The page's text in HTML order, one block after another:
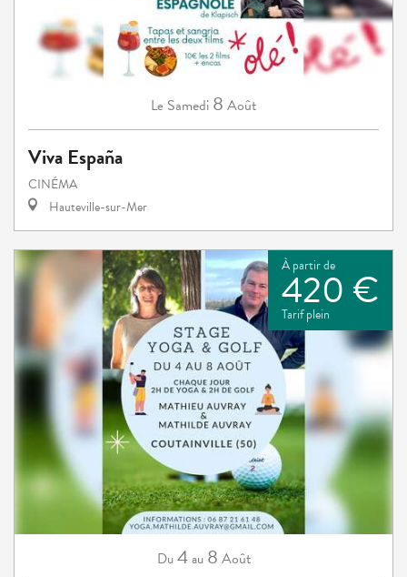
Le Samedi 8 Août
Viva España
CINÉMA
Hauteville-sur-Mer
À partir de
420 €
Tarif plein
Du 4 au 8 Août